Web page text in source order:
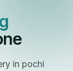
in pochi